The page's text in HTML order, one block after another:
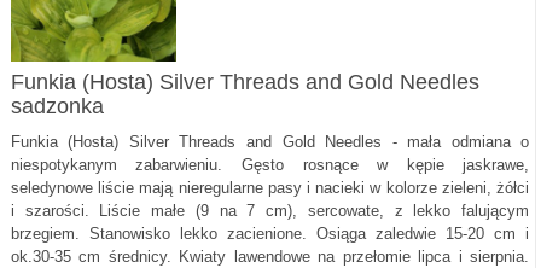
Funkia (Hosta) Silver Threads and Gold Needles
sadzonka
Funkia (Hosta) Silver Threads and Gold Needles - mała odmiana o
niespotykanym zabarwieniu. Gęsto rosnące w kępie jaskrawe,
seledynowe liście mają nieregularne pasy i nacieki w kolorze zieleni, żółci
i szarości. Liście małe (9 na 7 cm), sercowate, z lekko falującym
brzegiem. Stanowisko lekko zacienione. Osiąga zaledwie 15-20 cm i
ok.30-35 cm średnicy. Kwiaty lawendowe na przełomie lipca i sierpnia.